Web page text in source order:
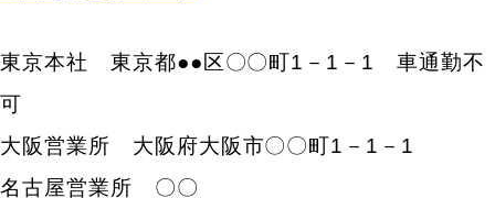
東京本社 東京都●●区〇〇町1－1－1 車通勤不
可
大阪営業所 大阪府大阪市〇〇町1－1－1
名古屋営業所 〇〇